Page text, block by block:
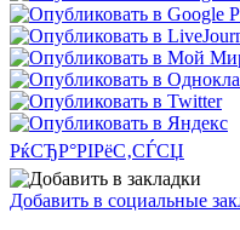
РќСЂР°РІРёС‚СЃСЏ
Добавить в социальные